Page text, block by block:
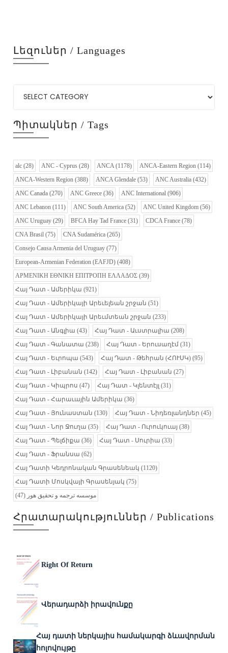
Լեզուներ / Languages
Պիտակներ / Tags
alc (28) ANC - Cyprus (28) ANCA(1178) ANCA-Eastern Region (114)
ANCA-Western Region (388) ANCA Glendale (53) ANC Australia (432)
ANC Canada (270) ANC Greece (36) ANC International (906)
ANC Lebanon (111) ANC South America (52) ANC United Kingdom (56)
ANC Uruguay (29) BFCA Hay Tad France (31) CDCA France (78)
CNA Brasil (75) CNA Sudamérica (265)
Consejo Causa Armenia del Uruguay (77)
European-Armenian Federation (EAFJD) (408)
ΑΡΜΕΝΙΚΗ ΕΘΝΙΚΗ ΕΠΙΤΡΟΠΗ ΕΛΛΑΔΟΣ (39)
Հայ Դատ - Ամերիկա (921)
Հայ Դատ - Ամերիկայի Արեւելեան շրջան (51)
Հայ Դատ - Ամերիկայի Արեւմտեան շրջան (233)
Հայ Դատ - Անգլիա (43) Հայ Դատ - Աւստրալիա (208)
Հայ Դատ - Գանատա (238) Հայ Դատ - Երուսաղէմ (31)
Հայ Դատ - Եւրոպա (543) Հայ Դատ - Թեհրան (ՀՈՒՍԿ) (95)
Հայ Դատ - Լիբանան (142) Հայ Դատ - Լիբանան (27)
Հայ Դատ - Կիպրոս (47) Հայ Դատ - Կլենտէյլ (31)
Հայ Դատ - Հարաւային Ամերիկա (36)
Հայ Դատ - Յունաստան (130) Հայ Դատ - Նիդեռլանդներ (45)
Հայ Դատ - Նոր Ջուղա (35) Հայ Դատ - Ուրուկուայ (38)
Հայ Դատ - Պելճիքա (36) Հայ Դատ - Սուրիա (33)
Հայ Դատ - Ֆրանսա (62)
Հայ Դատի Կեդրոնական Գրասենեակ (1120)
Հայ Դատի Մոսկվայի Գրասենյակ (75)
موسسه ترجمه و تحقیق هور (47)
Հրատարակություններ / Publications
Right Of Return
Վերադարձի իրավունքը
Հայ դատի ներկայիս համակարգի ձևավորման
հոլովույթը